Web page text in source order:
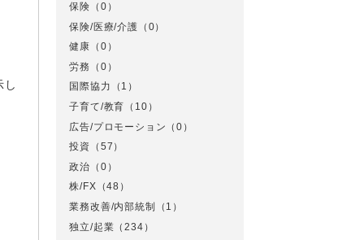
し
保険 （0）
保険/医療/介護 （0）
健康 （0）
労務
（0）
国際協力
（1）
子育て/教育 （10）
広告/プロモーション （0）
投資 （57）
政治 （0）
株/FX （48）
業務改善/内部統制
（1）
独立/起業 （234）